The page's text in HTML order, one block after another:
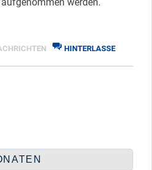
HINTERLASSE